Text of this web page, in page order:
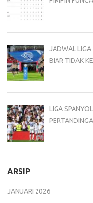
JADWAL LIGA
BIAR TIDAK
LIGA
ARSIP
JANUARI 2026